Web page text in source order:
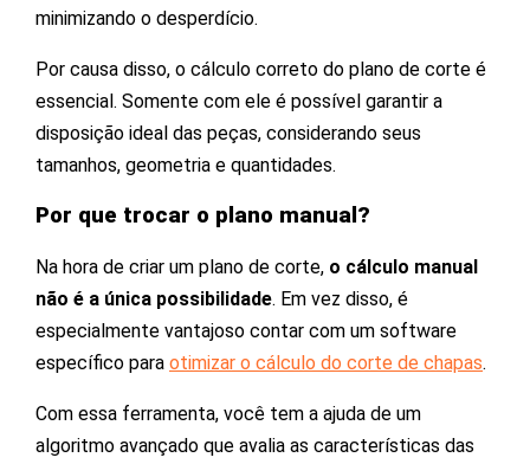
minimizando o desperdício.
Por causa disso, o cálculo correto do plano de corte é
essencial. Somente com ele é possível garantir a
disposição ideal das peças, considerando seus
tamanhos, geometria e quantidades.
Por que trocar o plano manual?
Na hora de criar um plano de corte, o cálculo manual
não é a única possibilidade. Em vez disso, é
especialmente vantajoso contar com um software
específico para otimizar o cálculo do corte de chapas.
Com essa ferramenta, você tem a ajuda de um
algoritmo avançado que avalia as características das